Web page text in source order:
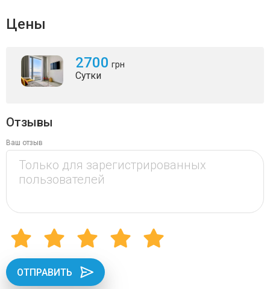
Цены
2700 грн
Сутки
Отзывы
Ваш отзыв
ОТПРАВИТЬ